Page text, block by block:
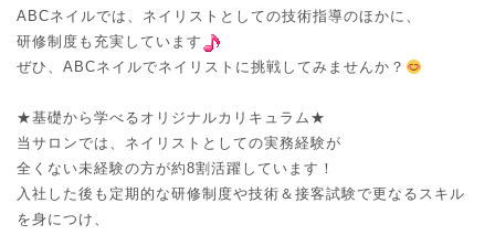
ABCネイルでは、ネイリストとしての技術指導のほかに、
研修制度も充実しています
ぜひ、ABCネイルでネイリストに挑戦してみませんか？
★基礎から学べるオリジナルカリキュラム★
当サロンでは、ネイリストとしての実務経験が
全くない未経験の方が約8割活躍しています！
入社した後も定期的な研修制度や技術＆接客試験で更なるスキル
を身につけ、